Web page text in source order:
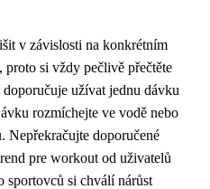
v závislosti na konkrétním
si vždy pečlivě přečtěte
užívat jednu dávku
rozmíchejte ve vodě nebo
Nepřekračujte doporučené
pre workout od uživatelů
sportovců si chválí nárůst